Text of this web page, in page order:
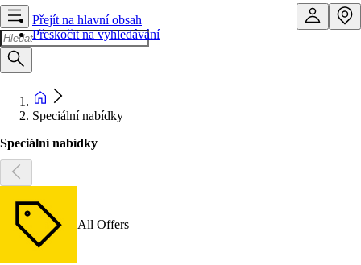
Přejít na hlavní obsah
Přeskočit na vyhledávání
Speciální nabídky
Speciální nabídky
All Offers